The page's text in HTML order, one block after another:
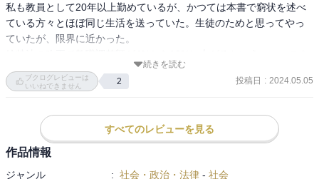
私も教員として20年以上勤めているが、かつては本書で窮状を述べ
ている方々とほぼ同じ生活を送っていた。生徒のためと思ってやっ
ていたが、限界に近かった。
見た。残業代は出さないが、数万円やるから倒れるまで働けと言わ
れている気がする。150年もなぜ学校教育だけは進歩しないのか。教
困化につながっていると考えざるを得ない。即効性のある政策に飛
びつきたくかもしれないが、先を見据えた行動の取れる権力者はい
ないものか。
続きを読む
ブクログレビューは
いいねできません
2 投稿日 : 2024.05.05
すべてのレビューを見る
作品情報
ジャンル : 社会・政治・法律 - 社会